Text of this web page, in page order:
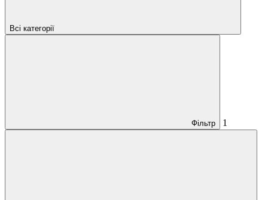
Всі категорії
Фільтр 1